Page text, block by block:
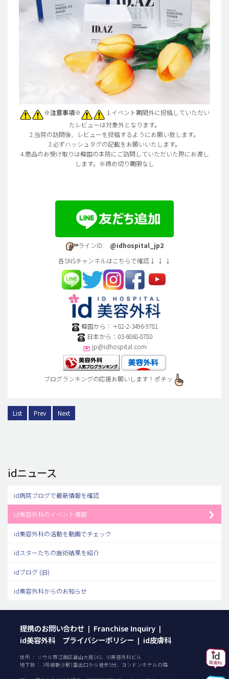
※注意事項※
1.イベント期間外に投稿していただい
たレビューは対象外となります。
2.当院の訪問後、レビューを投稿するようにお願い致します。
3.必ずハッシュタグの記載をお願いいたします。
4.商品のお受け取りは韓国の本院にご訪問していただいた際にお渡し
します。※締め切り期限なし
ラインID: @idhospital_jp2
各SNSチャンネルはこちらで確認↓ ↓ ↓
韓国から：＋82-2-3496-9781
日本から：03-6868-8780
jp@idhospital.com
ブログランキングの応援お願いします！ポチッ
List Prev Next
idニュース
id病院ブログで最新情報を確認
id美容外科のイベント情報
id美容外科の活動を動画でチェック
idスターたちの施術結果を紹介
idブログ (旧)
id美容外科からのお知らせ
提携のお問い合わせ | Franchise Inquiry |
id美容外科 プライバシーポリシー | id皮膚科
住所 ： ソウル市江南区島山大路142、ID美容外科ビル
地下鉄 ： 3号線新沙駅1番出口から徒歩5分、ヨンドンホテルの隣